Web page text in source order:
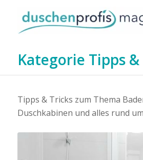
Kategorie Tipps
Tipps & Tricks zum Thema
Duschkabinen und alles rund